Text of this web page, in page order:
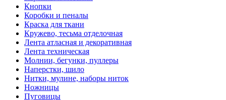
Кнопки
Коробки и пеналы
Краска для ткани
Кружево, тесьма отделочная
Лента атласная и декоративная
Лента техническая
Молнии, бегунки, пуллеры
Наперстки, шило
Нитки, мулине, наборы ниток
Ножницы
Пуговицы